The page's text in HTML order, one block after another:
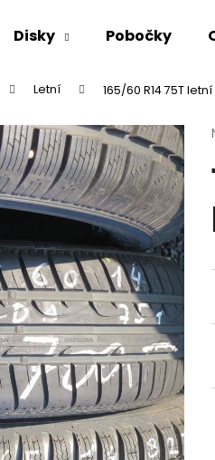
Disky Pobočky
Letní 165/60 R14 75T
Co potřebujete
Doporučujeme